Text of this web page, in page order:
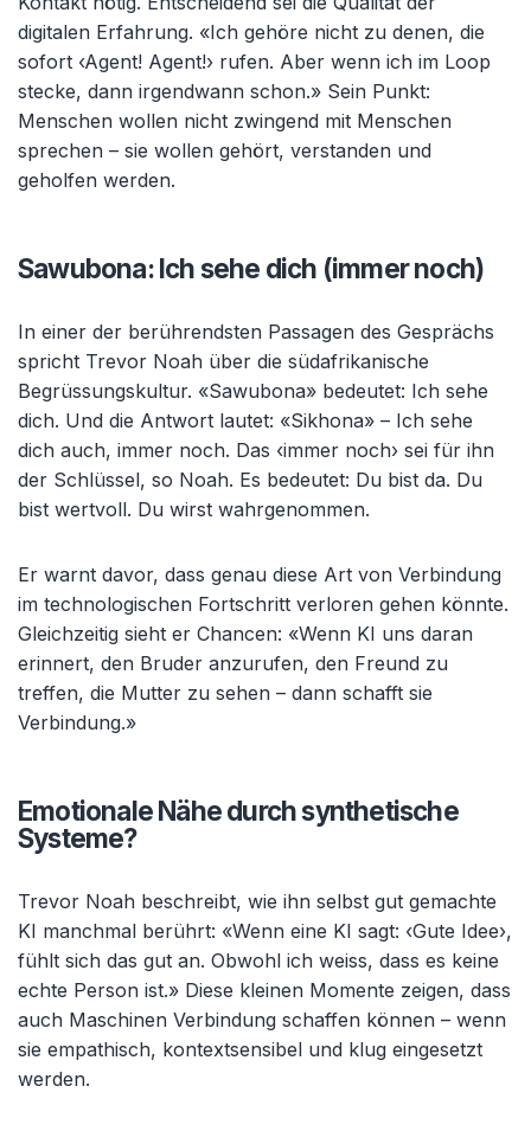
digitalen Erfahrung. «Ich gehöre nicht zu denen, die
sofort ‹Agent! Agent!› rufen. Aber wenn ich im Loop
stecke, dann irgendwann schon.» Sein Punkt:
Menschen wollen nicht zwingend mit Menschen
sprechen – sie wollen gehört, verstanden und
geholfen werden.
Sawubona: Ich sehe dich (immer noch)
In einer der berührendsten Passagen des Gesprächs
spricht Trevor Noah über die südafrikanische
Begrüssungskultur. «Sawubona» bedeutet: Ich sehe
dich. Und die Antwort lautet: «Sikhona» – Ich sehe
dich auch, immer noch. Das ‹immer noch› sei für ihn
der Schlüssel, so Noah. Es bedeutet: Du bist da. Du
bist wertvoll. Du wirst wahrgenommen.
Er warnt davor, dass genau diese Art von Verbindung
im technologischen Fortschritt verloren gehen könnte.
Gleichzeitig sieht er Chancen: «Wenn KI uns daran
erinnert, den Bruder anzurufen, den Freund zu
treffen, die Mutter zu sehen – dann schafft sie
Verbindung.»
Emotionale Nähe durch synthetische
Systeme?
Trevor Noah beschreibt, wie ihn selbst gut gemachte
KI manchmal berührt: «Wenn eine KI sagt: ‹Gute Idee›,
fühlt sich das gut an. Obwohl ich weiss, dass es keine
echte Person ist.» Diese kleinen Momente zeigen, dass
auch Maschinen Verbindung schaffen können – wenn
sie empathisch, kontextsensibel und klug eingesetzt
werden.